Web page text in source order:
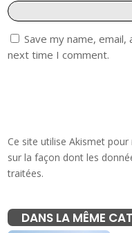
Save my name,
next time I comment.
Ce site utilise Akismet pour
sur la façon dont les
traitées.
DANS LA MÊME